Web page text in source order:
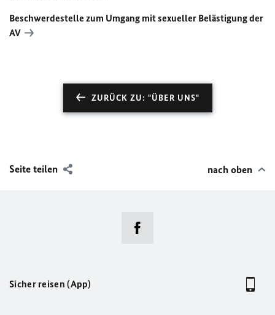
Beschwerdestelle zum Umgang mit sexueller Belästigung der
AV
ZURÜCK ZU: "ÜBER UNS"
Seite teilen nach oben
Sicher reisen (App)